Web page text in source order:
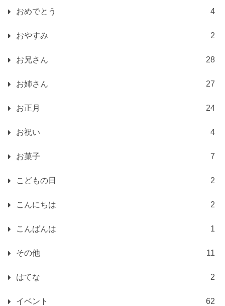
おめでとう 4
おやすみ 2
お兄さん 28
お姉さん 27
お正月 24
お祝い 4
お菓子 7
こどもの日 2
こんにちは 2
こんばんは 1
その他 11
はてな 2
イベント 62